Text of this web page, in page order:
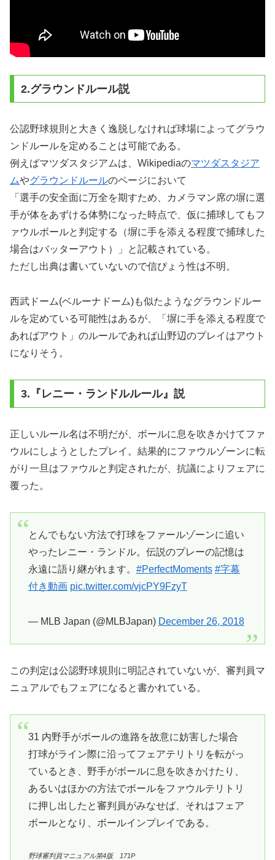
2.グラウンドルール説
公認野球規則と大きく逸脱しなければ球場によってグラウ
ンドルールを定めることは可能である。
例えばマツダスタジアムは、Wikipediaのマツダスタジア
ムやグラウンドルールのページにおいて
「選手の安全面に万全を期すため、カメラマン席の塀に選
手が体をあずける体勢になった時点で、仮に捕球してもフ
ァウルボールと判定する（塀に手を添える程度で捕球した
場合はバッターアウト）」と記載されている。
ただし出典は書いていないので信ぴょう性は不明。
西武ドーム(ベルーナドーム)も似たようなグラウンドルー
ルを定めている可能性はあるが、「塀に手を添える程度で
あればアウト」のルールであれば山野辺のプレイはアウト
になりそう。
3.『レニー・ランドルルール』説
正しいルール名は不明だが、ボールに息を吹きかけてファ
ウルにしようとしたプレイ。結果的にファウルゾーンに転
がり一旦はファウルと判定されたが、抗議によりフェアに
覆った。
とんでもない方法で打球をファールゾーンに追い
やったレニー・ランドル。伝説のプレーの記憶は
永遠に語り継がれます。 #PerfectMoments #字幕
付き動画 pic.twitter.com/vjcPY9FzyT
— MLB Japan (@MLBJapan) December 26, 2018
この判定は公認野球規則に明記されていないが、審判員マ
ニュアルでもフェアになると書かれている。
31 内野手がボールの進路を故意に妨害した場合
打球がライン際に沿ってフェアテリトリを転がっ
ているとき、野手がボールに息を吹きかけたり、
あるいはほかの方法でボールをファウルテリトリ
に押し出したと審判員がみなせば、それはフェア
ボールとなり、ボールインプレイである。
野球審判員マニュアル第4版 171P